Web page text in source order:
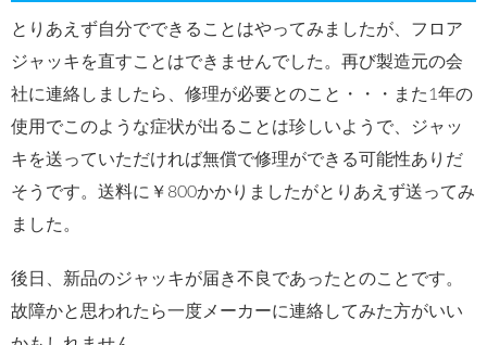
とりあえず自分でできることはやってみましたが、フロア
ジャッキを直すことはできませんでした。再び製造元の会
社に連絡しましたら、修理が必要とのこと・・・また1年の
使用でこのような症状が出ることは珍しいようで、ジャッ
キを送っていただければ無償で修理ができる可能性ありだ
そうです。送料に￥800かかりましたがとりあえず送ってみ
ました。
後日、新品のジャッキが届き不良であったとのことです。
故障かと思われたら一度メーカーに連絡してみた方がいい